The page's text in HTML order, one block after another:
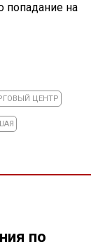
попадание на
ЦЕНТР
по